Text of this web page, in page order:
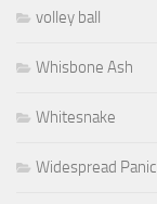
volley ball
Whisbone Ash
Whitesnake
Widespread Panic